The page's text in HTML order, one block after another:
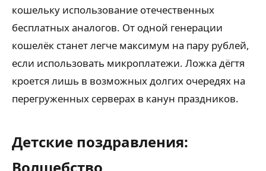
кошельку использование отечественных
бесплатных аналогов. От одной генерации
кошелёк станет легче максимум на пару рублей,
если использовать микроплатежи. Ложка дёгтя
кроется лишь в возможных долгих очередях на
перегруженных серверах в канун праздников.
Детские поздравления: